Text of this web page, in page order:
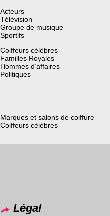
Acteurs
Télévision
Groupe de musique
Sportifs
Coiffeurs célèbres
Familles Royales
Hommes d’affaires
Politiques
Marques et salons de coiffure
Coiffeurs célèbres
Légal